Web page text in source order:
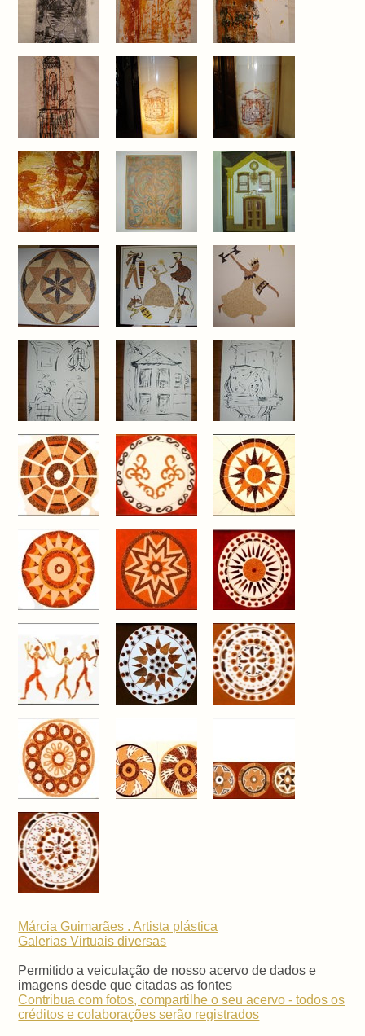
Márcia Guimarães . Artista plástica
Galerias Virtuaisdiversas
Permitido a veiculação de nosso acervo de dados e
imagens desde que citadas as fontes
Contribua com fotos, compartilhe o seu acervo - todos os
créditos e colaborações serão registrados